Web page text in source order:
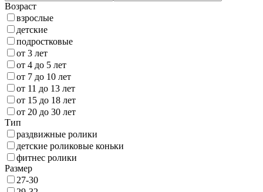
Возраст
взрослые
детские
подростковые
от 3 лет
от 4 до 5 лет
от 7 до 10 лет
от 11 до 13 лет
от 15 до 18 лет
от 20 до 30 лет
Тип
раздвижные ролики
детские роликовые коньки
фитнес ролики
Размер
27-30